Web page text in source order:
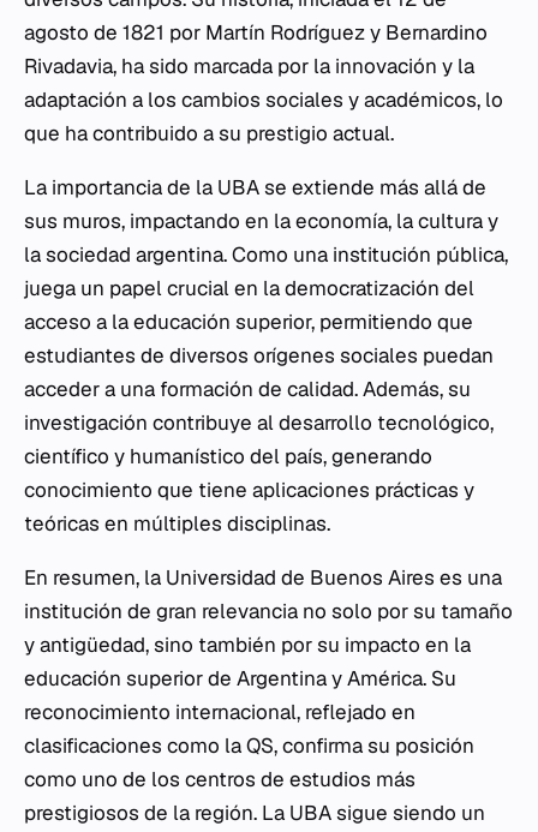
agosto de 1821 por Martín Rodríguez y Bernardino
Rivadavia, ha sido marcada por la innovación y la
adaptación a los cambios sociales y académicos, lo
que ha contribuido a su prestigio actual.
La importancia de la UBA se extiende más allá de
sus muros, impactando en la economía, la cultura y
la sociedad argentina. Como una institución pública,
juega un papel crucial en la democratización del
acceso a la educación superior, permitiendo que
estudiantes de diversos orígenes sociales puedan
acceder a una formación de calidad. Además, su
investigación contribuye al desarrollo tecnológico,
científico y humanístico del país, generando
conocimiento que tiene aplicaciones prácticas y
teóricas en múltiples disciplinas.
En resumen, la Universidad de Buenos Aires es una
institución de gran relevancia no solo por su tamaño
y antigüedad, sino también por su impacto en la
educación superior de Argentina y América. Su
reconocimiento internacional, reflejado en
clasificaciones como la QS, confirma su posición
como uno de los centros de estudios más
prestigiosos de la región. La UBA sigue siendo un